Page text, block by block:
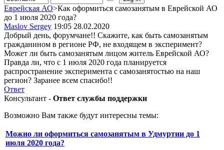
Еврейская АО>Как оформиться самозанятым в Еврейской АО
до 1 июля 2020 года?
Maslov Sergey 19:05 28.02.2020
Добрый день, форумчане!! Скажите, как быть самозанятым
гражданином в регионе РФ, не входящем в эксперимент?
Может ли быть самозанятым лицом житель Еврейской АО?
Правда ли, что с 1 июля 2020 года планируется
распространение эксперимента с самозанятостью на наш
регион? Заранее всем спасибо!!
Ответ
Консультант - Ответ службы поддержки
Возможно Вам также будут интересны темы:
Можно ли оформиться самозанятым в Удмуртии до 1
июля 2020 года?